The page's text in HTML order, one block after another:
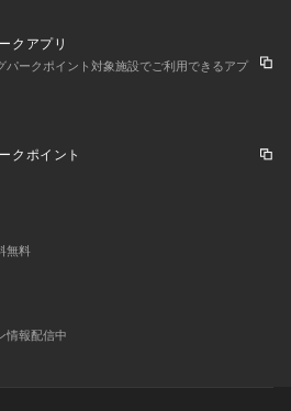
クアプリ
パークポイント対象施設でご利用できるアプ
クポイント
無料
情報配信中